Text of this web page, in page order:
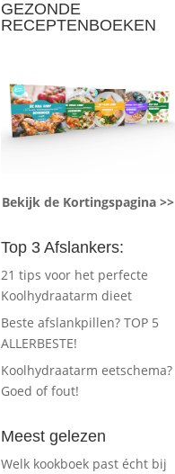
GEZONDE
RECEPTENBOEKEN
Bekijk de Kortingspagina >>
Top 3 Afslankers:
21 tips voor het perfecte
Koolhydraatarm dieet
Beste afslankpillen? TOP 5
ALLERBESTE!
Koolhydraatarm eetschema?
Goed of fout!
Meest gelezen
Welk kookboek past écht bij